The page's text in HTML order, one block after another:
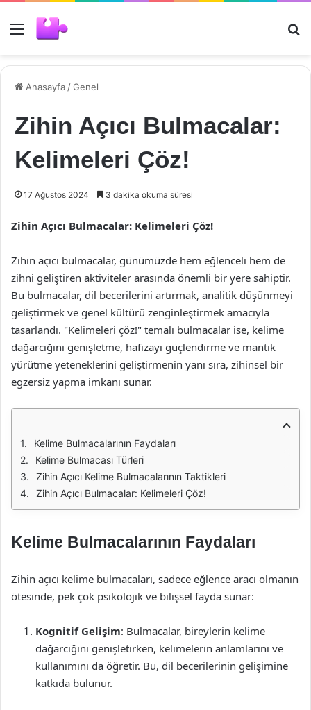
Menü
Anasayfa /Genel
Zihin Açıcı Bulmacalar:
Kelimeleri Çöz!
17 Ağustos 2024 3 dakika okuma süresi
Zihin Açıcı Bulmacalar: Kelimeleri Çöz!
Zihin açıcı bulmacalar, günümüzde hem eğlenceli hem de
zihni geliştiren aktiviteler arasında önemli bir yere sahiptir.
Bu bulmacalar, dil becerilerini artırmak, analitik düşünmeyi
geliştirmek ve genel kültürü zenginleştirmek amacıyla
tasarlandı. "Kelimeleri çöz!" temalı bulmacalar ise, kelime
dağarcığını genişletme, hafızayı güçlendirme ve mantık
yürütme yeteneklerini geliştirmenin yanı sıra, zihinsel bir
egzersiz yapma imkanı sunar.
Kelime Bulmacalarının Faydaları
Kelime Bulmacası Türleri
Zihin Açıcı Kelime Bulmacalarının Taktikleri
Zihin Açıcı Bulmacalar: Kelimeleri Çöz!
Kelime Bulmacalarının Faydaları
Zihin açıcı kelime bulmacaları, sadece eğlence aracı olmanın
ötesinde, pek çok psikolojik ve bilişsel fayda sunar:
Kognitif Gelişim: Bulmacalar, bireylerin kelime
dağarcığını genişletirken, kelimelerin anlamlarını ve
kullanımını da öğretir. Bu, dil becerilerinin gelişimine
katkıda bulunur.